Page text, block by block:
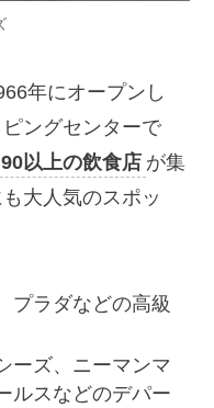
年にオープンし
ングセンターで
以上の飲食店 が集
大人気のスポッ
プラダなどの高級
ーズ、ニーマンマ
ルスなどのデパー